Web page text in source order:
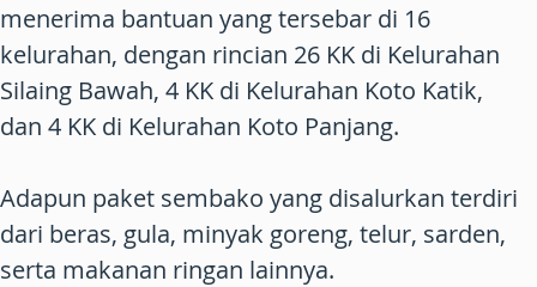
menerima bantuan yang tersebar di 16
kelurahan, dengan rincian 26 KK di Kelurahan
Silaing Bawah, 4 KK di Kelurahan Koto Katik,
dan 4 KK di Kelurahan Koto Panjang.
Adapun paket sembako yang disalurkan terdiri
dari beras, gula, minyak goreng, telur, sarden,
serta makanan ringan lainnya.